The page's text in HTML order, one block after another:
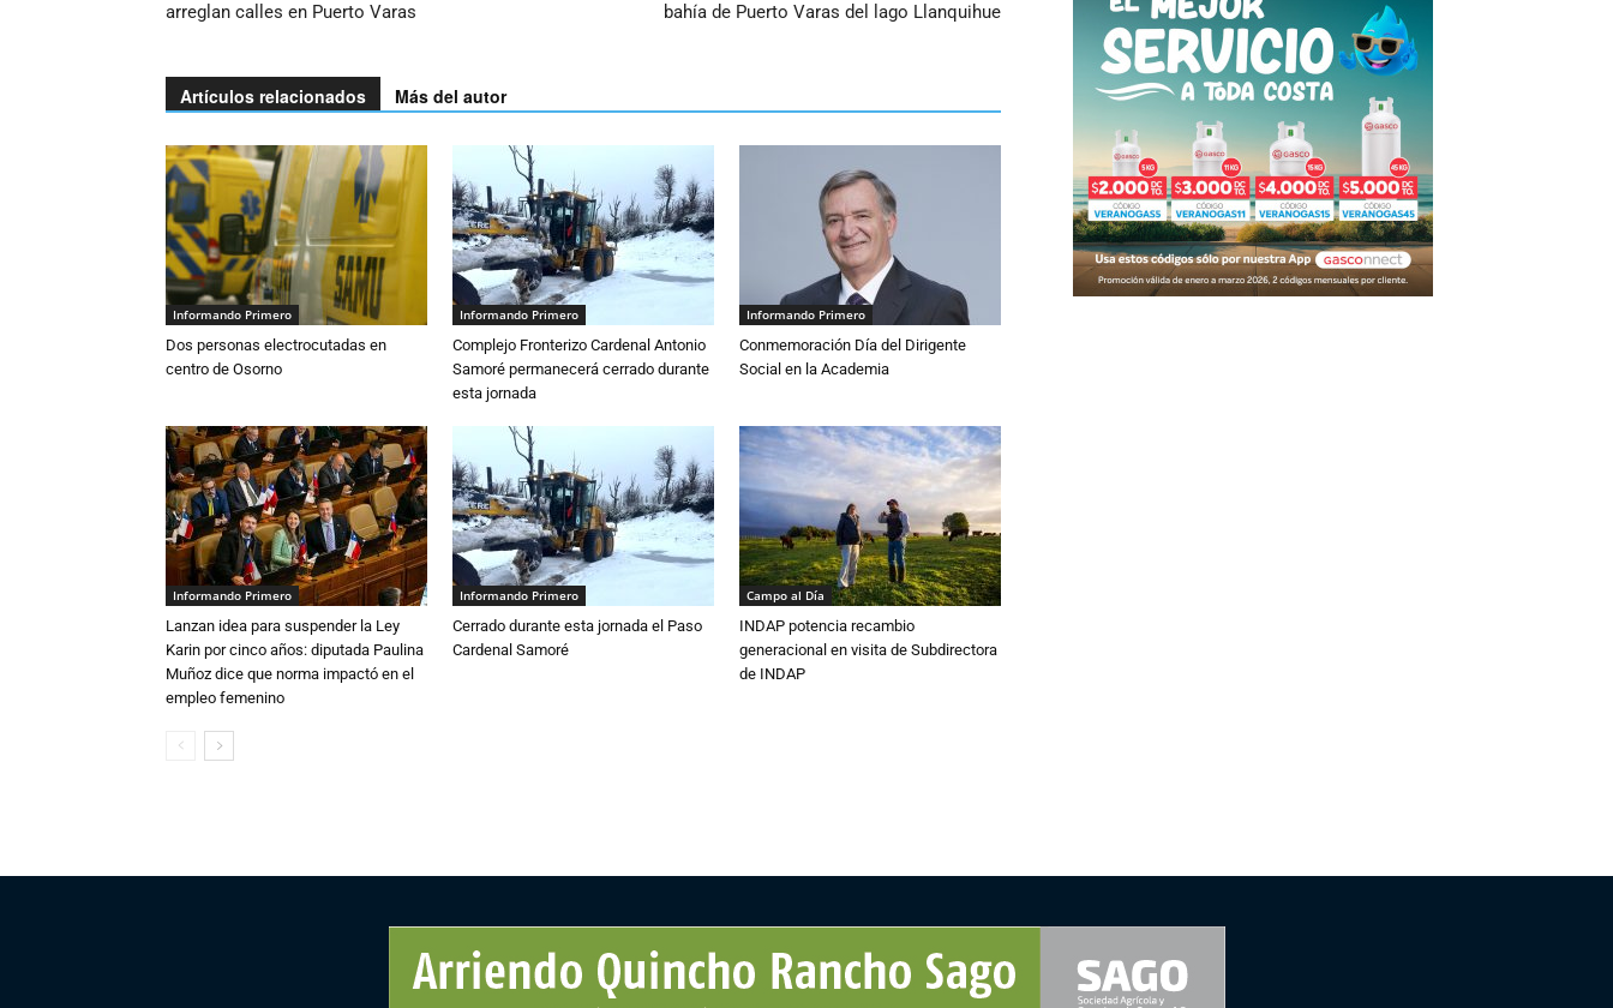
arreglan calles en Puerto Varas
bahía de Puerto Varas del lago Llanquihue
Artículos relacionados Más del autor
Informando Primero
Dos personas electrocutadas en
centro de Osorno
Informando Primero
Complejo Fronterizo Cardenal Antonio
Samoré permanecerá cerrado durante
esta jornada
Informando Primero
Conmemoración Día del Dirigente
Social en la Academia
Informando Primero
Lanzan idea para suspender la Ley
Karin por cinco años: diputada Paulina
Muñoz dice que norma impactó en el
empleo femenino
Informando Primero
Cerrado durante esta jornada el Paso
Cardenal Samoré
Campo al Día
INDAP potencia recambio
generacional en visita de Subdirectora
de INDAP